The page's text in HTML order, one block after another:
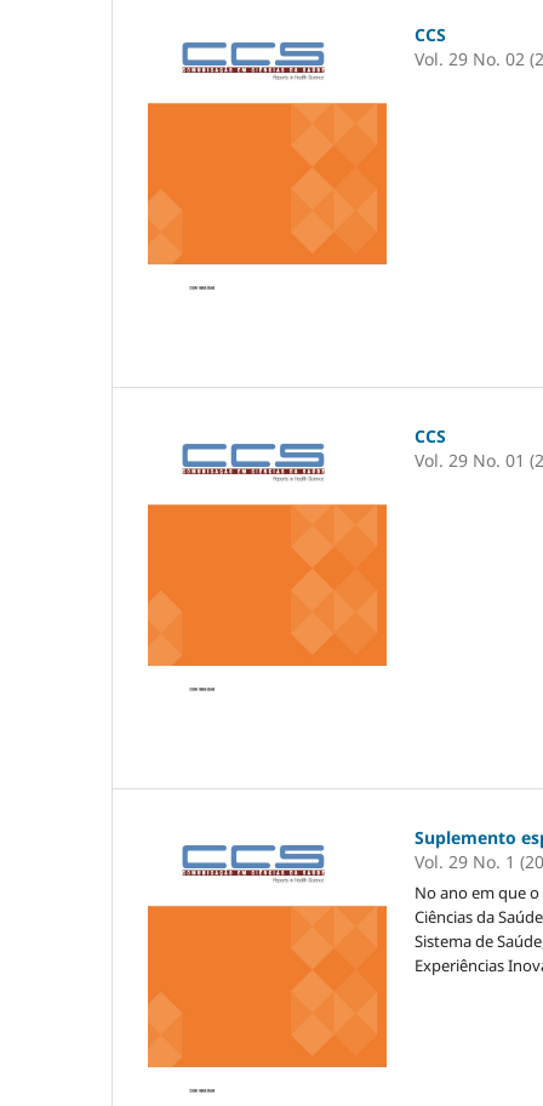
CCS
Vol. 29 No. 02
CCS
Vol. 29 No. 01
Suplemento
Vol. 29 No. 1
No ano em que o
Ciências da
Sistema de
Experiências